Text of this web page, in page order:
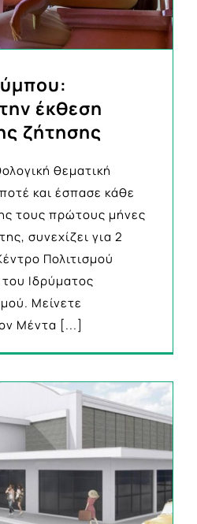
έκθεση
ζήτησης
θεματική
και έσπασε κάθε
τους πρώτους μήνες
συνεχίζει για 2
Πολιτισμού
Ιδρύματος
Μείνετε
Μέντα [...]